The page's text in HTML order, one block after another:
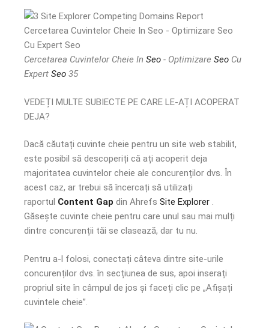
Cercetarea Cuvintelor Cheie In Seo - Optimizare Seo Cu
Expert Seo 35
VEDEȚI MULTE SUBIECTE PE CARE LE-AȚI ACOPERAT
DEJA?
Dacă căutați cuvinte cheie pentru un site web stabilit,
este posibil să descoperiți că ați acoperit deja
majoritatea cuvintelor cheie ale concurenților dvs. În
acest caz, ar trebui să încercați să utilizați
raportul Content Gap din Ahrefs Site Explorer .
Găsește cuvinte cheie pentru care unul sau mai mulți
dintre concurenții tăi se clasează, dar tu nu.
Pentru a-l folosi, conectați câteva dintre site-urile
concurenților dvs. în secțiunea de sus, apoi inserați
propriul site în câmpul de jos și faceți clic pe „Afișați
cuvintele cheie”.